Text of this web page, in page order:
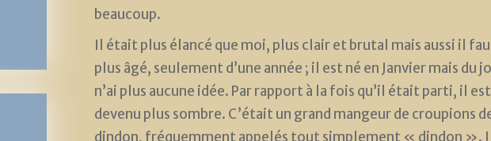
beaucoup.
Il était plus élancé que moi, plus clair et brutal mais aussi il
plus âgé, seulement d’une année ; il est né en Janvier mais du
n’ai plus aucune idée. Par rapport à la fois qu’il était parti, il est
devenu plus sombre. C’était un grand mangeur de croupions
dindon, fréquemment appelés tout simplement « dindon ».